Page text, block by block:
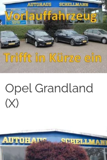
Opel Grandland
(X)